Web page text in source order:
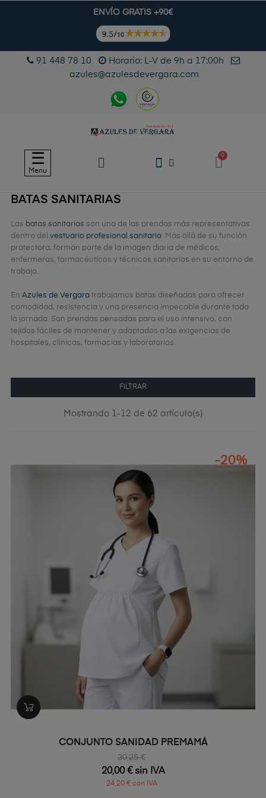
ENVÍO GRATIS +90€
91 448 78 10
Horario: L-V de 9h a 17:00h
azules@azulesdevergara.com
Navegación
de
palanca
☰
Menu
BATAS SANITARIAS
Las batas sanitarias son una de las prendas más representativas
dentro del vestuario profesional sanitario. Más allá de su función
protectora, forman parte de la imagen diaria de médicos,
enfermeras, farmacéuticos y técnicos sanitarios en su entorno de
trabajo.
En Azules de Vergara trabajamos batas diseñadas para ofrecer
comodidad, resistencia y una presencia impecable durante toda
la jornada. Son prendas pensadas para el uso intensivo, con
tejidos fáciles de mantener y adaptados a las exigencias de
hospitales, clínicas, farmacias y laboratorios.
FILTRAR
Mostrando 1-12 de 62 artículo(s)
CONJUNTO SANIDAD PREMAMÁ
30,25 €
-20%
20,00 € sin IVA
24,20 € con IVA